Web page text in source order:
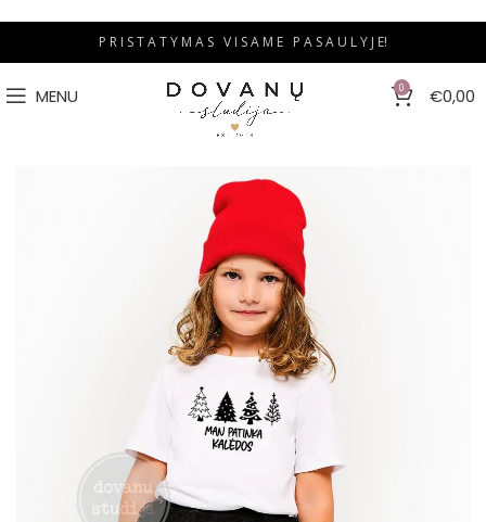
P R I S T A T Y M A S V I S A M E P A S A U L Y J E!
MENU 0 €0,00